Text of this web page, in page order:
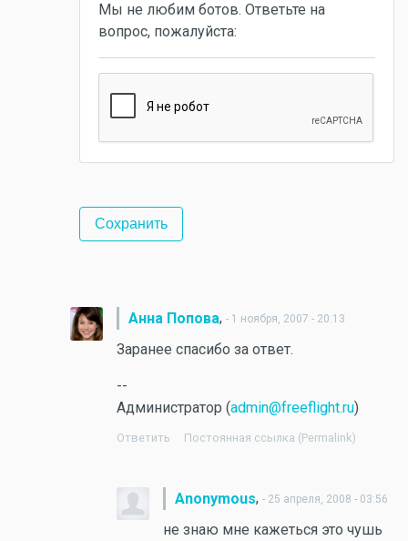
Мы не любим ботов. Ответьте на
вопрос, пожалуйста:
Анна Попова, - 1 ноября, 2007 - 20:13
Заранее спасибо за ответ.
--
Администратор (admin@freeflight.ru)
Ответить Постоянная ссылка (Permalink)
Anonymous, - 25 апреля, 2008 - 03:56
не знаю мне кажеться это чушь